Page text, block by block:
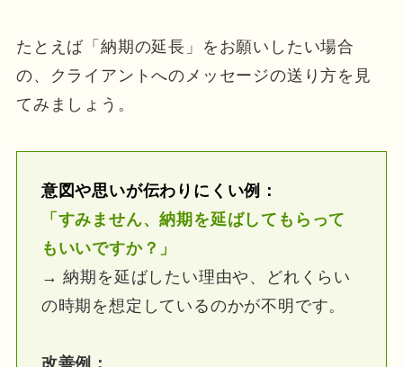
たとえば「納期の延長」をお願いしたい場合
の、クライアントへのメッセージの送り方を見
てみましょう。
意図や思いが伝わりにくい例 ：
「すみません、納期を延ばしてもらって
もいいですか？」
→ 納期を延ばしたい理由や、どれくらい
の時期を想定しているのかが不明です。
改善例：